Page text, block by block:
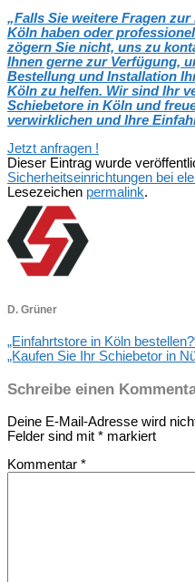
„Falls Sie weitere Fragen
Köln haben oder
zögern Sie nicht, uns zu
Ihnen gerne zur Verfügung,
Bestellung und Installation
Köln zu helfen. Wir sind Ihr
Schiebetore in Köln und
verwirklichen und Ihre
Jetzt anfragen !
Dieser Eintrag wurde
Sicherheitseinrichtungen bei
Lesezeichen permalink.
D. Grüner
„Einfahrtstore in Köln
„Kaufen Sie Ihr Schiebetor in
Schreibe einen
Deine E-Mail-Adresse wird
Felder sind mit * markiert
Kommentar *